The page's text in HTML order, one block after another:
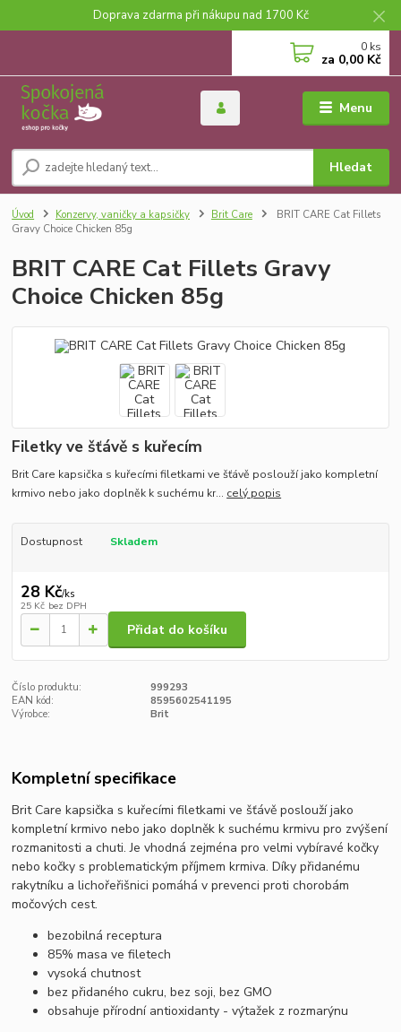
Doprava zdarma při nákupu nad 1700 Kč
Menu
Hledat
0 ks
za 0,00 Kč
Úvod Konzervy, vaničky a kapsičky Brit Care
BRIT CARE Cat Fillets
Gravy Choice Chicken 85g
BRIT CARE Cat Fillets Gravy
Choice Chicken 85g
Filetky ve šťávě s kuřecím
Brit Care kapsička s kuřecími filetkami ve šťávě poslouží jako kompletní
krmivo nebo jako doplněk k suchému kr... celý popis
Dostupnost Skladem
28 Kč/ks
25 Kč bez DPH
Přidat do košíku
Číslo produktu:
999293
EAN kód:
8595602541195
Výrobce:
Brit
Kompletní specifikace
Brit Care kapsička s kuřecími filetkami ve šťávě poslouží jako
kompletní krmivo nebo jako doplněk k suchému krmivu pro zvýšení
rozmanitosti a chuti. Je vhodná zejména pro velmi vybíravé kočky
nebo kočky s problematickým příjmem krmiva. Díky přidanému
rakytníku a lichořeřišnici pomáhá v prevenci proti chorobám
močových cest.
bezobilná receptura
85% masa ve filetech
vysoká chutnost
bez přidaného cukru, bez soji, bez GMO
obsahuje přírodní antioxidanty - výtažek z rozmarýnu